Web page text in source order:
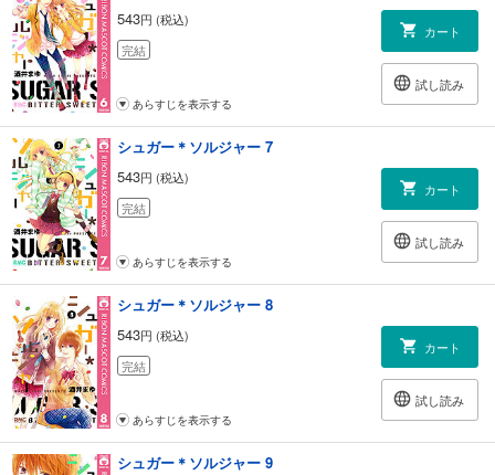
543円 (税込)
完結
カート
試し読み
あらすじを表示する
シュガー＊ソルジャー 7
543円 (税込)
完結
カート
試し読み
あらすじを表示する
シュガー＊ソルジャー 8
543円 (税込)
完結
カート
試し読み
あらすじを表示する
シュガー＊ソルジャー 9